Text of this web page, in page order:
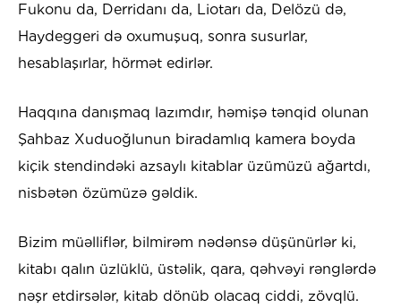
Fukonu da, Derridanı da, Liotarı da, Delözü də,
Haydeggeri də oxumuşuq, sonra susurlar,
hesablaşırlar, hörmət edirlər.
Haqqına danışmaq lazımdır, həmişə tənqid olunan
Şahbaz Xuduoğlunun biradamlıq kamera boyda
kiçik stendindəki azsaylı kitablar üzümüzü ağartdı,
nisbətən özümüzə gəldik.
Bizim müəlliflər, bilmirəm nədənsə düşünürlər ki,
kitabı qalın üzlüklü, üstəlik, qara, qəhvəyi rənglərdə
nəşr etdirsələr, kitab dönüb olacaq ciddi, zövqlü.